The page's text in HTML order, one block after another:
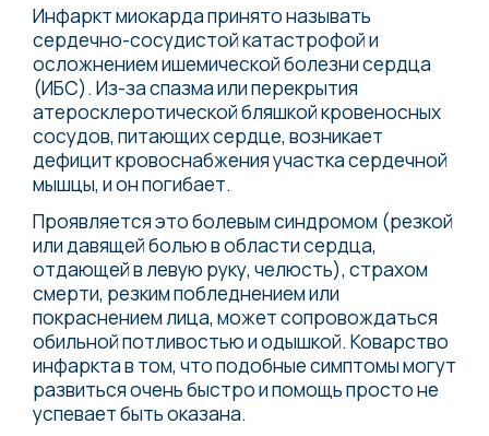
Инфаркт миокарда принято называть
сердечно-сосудистой катастрофой и
осложнением ишемической болезни сердца
(ИБС). Из-за спазма или перекрытия
атеросклеротической бляшкой кровеносных
сосудов, питающих сердце, возникает
дефицит кровоснабжения участка сердечной
мышцы, и он погибает.
Проявляется это болевым синдромом (резкой
или давящей болью в области сердца,
отдающей в левую руку, челюсть), страхом
смерти, резким побледнением или
покраснением лица, может сопровождаться
обильной потливостью и одышкой. Коварство
инфаркта в том, что подобные симптомы могут
развиться очень быстро и помощь просто не
успевает быть оказана.